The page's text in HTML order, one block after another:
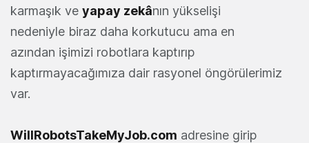
karmaşık ve yapay zekânın yükselişi
nedeniyle biraz daha korkutucu ama en
azından işimizi robotlara kaptırıp
kaptırmayacağımıza dair rasyonel öngörülerimiz
var.
WillRobotsTakeMyJob.com adresine girip